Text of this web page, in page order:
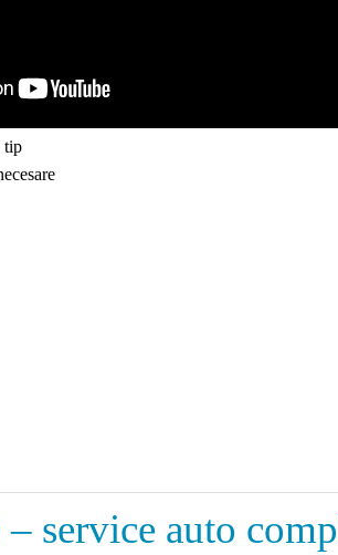
tip
service auto